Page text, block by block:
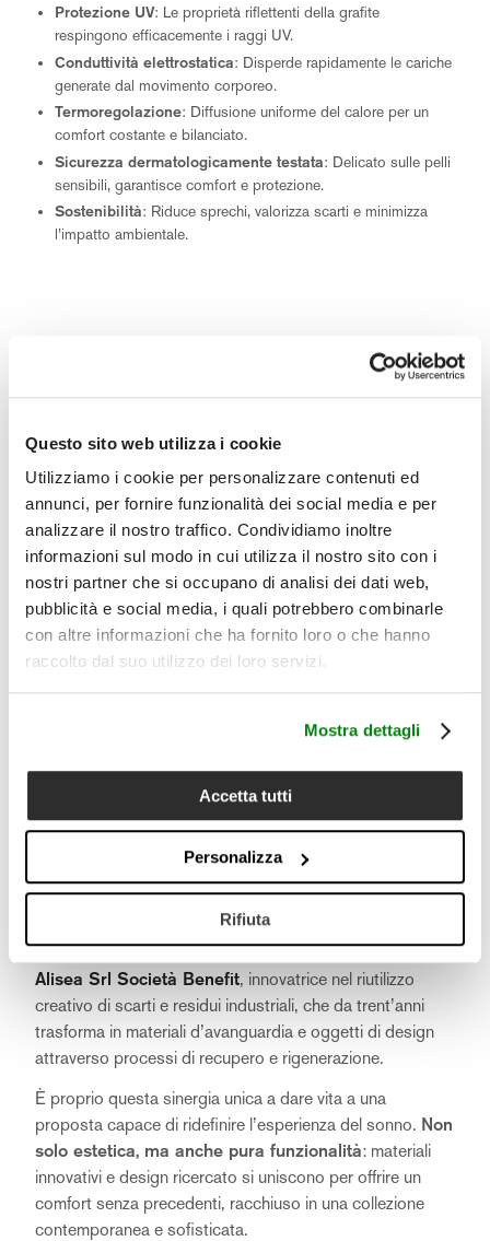
Questo sito web utilizza i cookie
Utilizziamo i cookie per personalizzare contenuti ed
annunci, per fornire funzionalità dei social media e per
analizzare il nostro traffico. Condividiamo inoltre
informazioni sul modo in cui utilizza il nostro sito con i
nostri partner che si occupano di analisi dei dati web,
pubblicità e social media, i quali potrebbero combinarle
con altre informazioni che ha fornito loro o che hanno
raccolto dal suo utilizzo dei loro servizi.
Mostra dettagli
Accetta tutti
Personalizza
Rifiuta
Protezione UV: Le proprietà riflettenti della grafite
respingono efficacemente i raggi UV.
Conduttività elettrostatica: Disperde rapidamente le cariche
generate dal movimento corporeo.
Termoregolazione: Diffusione uniforme del calore per un
comfort costante e bilanciato.
Sicurezza dermatologicamente testata: Delicato sulle pelli
sensibili, garantisce comfort e protezione.
Sostenibilità: Riduce sprechi, valorizza scarti e minimizza
l’impatto ambientale.
Questo progetto, che fonde tradizione, innovazione e
sostenibilità, unisce in maniera inedita due eccellenze
Da un lato, Lanerossi, con oltre 200 anni di storia nel
tessile della casa, dove ricerca e innovazione sono da
sempre il cuore pulsante della sua visione. Dall’altra,
Alisea Srl Società Benefit, innovatrice nel riutilizzo
creativo di scarti e residui industriali, che da trent’anni
trasforma in materiali d’avanguardia e oggetti di design
attraverso processi di recupero e rigenerazione.
È proprio questa sinergia unica a dare vita a una
proposta capace di ridefinire l’esperienza del sonno. Non
solo estetica, ma anche pura funzionalità: materiali
innovativi e design ricercato si uniscono per offrire un
comfort senza precedenti, racchiuso in una collezione
contemporanea e sofisticata.